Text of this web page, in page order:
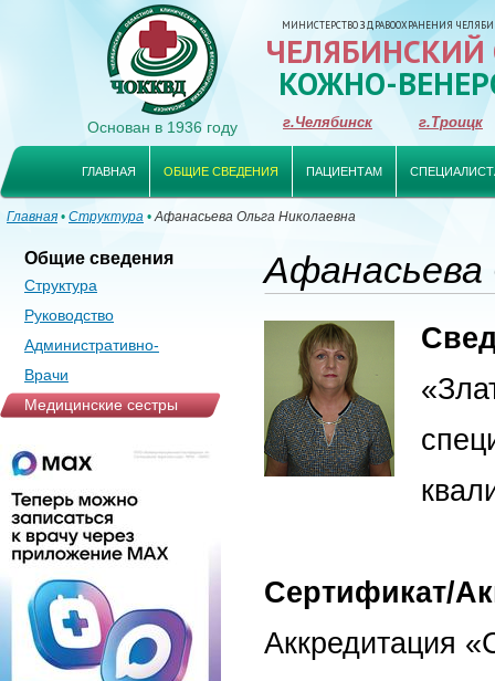
Основан в 1936 году
МИНИСТЕРСТВО ЗДРАВООХРАНЕНИЯ
КОЖНО-
г.Челябинск г.Троицк
ГЛАВНАЯ ОБЩИЕ СВЕДЕНИЯ ПАЦИЕНТАМ
Главная• Структура •Афанасьева Ольга Николаевна
Афанасьева
Сертификат/
Аккредитация
Общие сведения
Структура
Руководство
Административно-
управленческий аппарат
Врачи
Медицинские сестры